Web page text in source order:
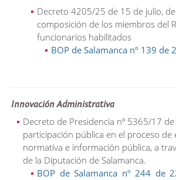
Decreto 4205/25 de 15 de julio,
composición de los miembros del
funcionarios habilitados
BOP de Salamanca nº 139 de
Innovación Administrativa
Decreto de Presidencia nº 5365/17
participación pública en el proceso de
normativa e información pública, a
de la Diputación de Salamanca.
BOP de Salamanca nº 244 de